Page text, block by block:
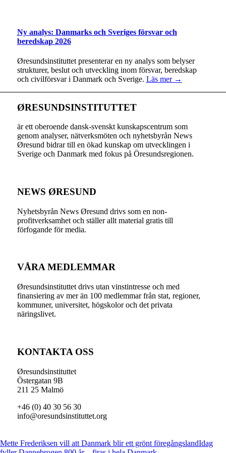
Ny analys: Danmarks och Sveriges försvar och
beredskap 2026
Øresundsinstituttet presenterar en ny analys som belyser
strukturer, beslut och utveckling inom försvar, beredskap
och civilförsvar i Danmark och Sverige. Läs mer →
ØRESUNDSINSTITUTTET
är ett oberoende dansk-svenskt kunskapscentrum som
genom analyser, nätverksmöten och nyhetsbyrån News
Øresund bidrar till en ökad kunskap om utvecklingen i
Sverige och Danmark med fokus på Öresundsregionen.
NEWS ØRESUND
Nyhetsbyrån News Øresund drivs som en non-
profitverksamhet och ställer allt material gratis till
förfogande för media.
VÅRA MEDLEMMAR
Øresundsinstituttet drivs utan vinst­intresse och med
finansiering av mer än 100 medlemmar från stat, regioner,
kommuner, universitet, högskolor och det privata
näringslivet.
KONTAKTA OSS
Øresundsinstituttet
Östergatan 9B
211 25 Malmö
+46 (0) 40 30 56 30
info@oresundsinstituttet.org
Mette Frederiksen vill att Danmark blir ett grönt föregångslandIdag